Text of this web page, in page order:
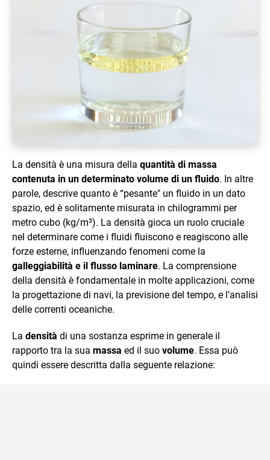
La densità è una misura della quantità di massa
contenuta in un determinato volume di un fluido. In altre
parole, descrive quanto è “pesante" un fluido in un dato
spazio, ed è solitamente misurata in chilogrammi per
metro cubo (kg/m³). La densità gioca un ruolo cruciale
nel determinare come i fluidi fluiscono e reagiscono alle
forze esterne, influenzando fenomeni come la
galleggiabilità e il flusso laminare. La comprensione
della densità è fondamentale in molte applicazioni, come
la progettazione di navi, la previsione del tempo, e l’analisi
delle correnti oceaniche.
La densità di una sostanza esprime in generale il
rapporto tra la sua massa ed il suo volume. Essa può
quindi essere descritta dalla seguente relazione: